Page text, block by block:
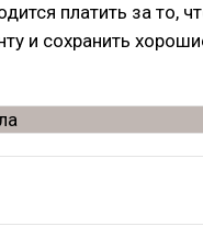
платить за то,
и сохранить